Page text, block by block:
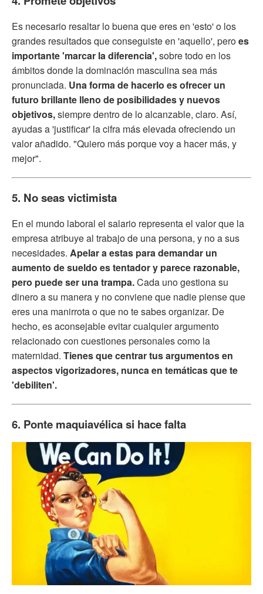
Es necesario resaltar lo buena que eres en 'esto' o los
grandes resultados que conseguiste en 'aquello', peroes
importante 'marcar la diferencia',sobre todo en los
ámbitos donde la dominación masculina sea más
pronunciada. Una forma de hacerlo es ofrecer un
futuro brillante lleno de posibilidades y nuevos
objetivos,siempre dentro de lo alcanzable, claro. Así,
ayudas a 'justificar' la cifra más elevada ofreciendo un
valor añadido. "Quiero más porque voy a hacer más, y
mejor".
5. No seas victimista
En el mundo laboral el salario representa el valor que la
empresa atribuye al trabajo de una persona, y no a sus
necesidades. Apelar a estas para demandar un
aumento de sueldo es tentador y parece razonable,
pero puede ser una trampa.Cada uno gestiona su
dinero a su manera y no conviene que nadie piense que
eres una manirrota o que no te sabes organizar. De
hecho, es aconsejable evitar cualquier argumento
relacionado con cuestiones personales como la
maternidad. Tienes que centrar tus argumentos en
aspectos vigorizadores, nunca en temáticas que te
'debiliten'.
6. Ponte maquiavélica si hace falta